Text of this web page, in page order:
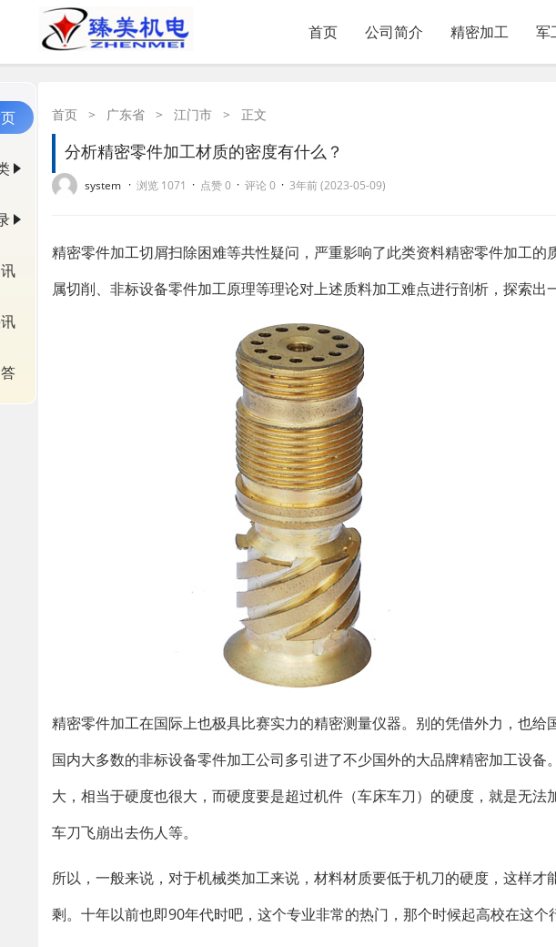
首页 公司简介 精密加工 军
首页 > 广东省 > 江门市 > 正文
分析精密零件加工材质的密度有什么？
system · 浏览 1071 · 点赞 0 · 评论 0 · 3年前 (2023-05-09)
精密零件加工切屑扫除困难等共性疑问，严重影响了此类资料精密零件加工
属切削、非标设备零件加工原理等理论对上述质料加工难点进行剖析，探索出
精密零件加工在国际上也极具比赛实力的精密测量仪器。别的凭借外力，也
国内大多数的非标设备零件加工公司多引进了不少国外的大品牌精密加工设
大，相当于硬度也很大，而硬度要是超过机件（车床车刀）的硬度，就是无
车刀飞崩出去伤人等。
所以，一般来说，对于机械类加工来说，材料材质要低于机刀的硬度，这样
剩。十年以前也即90年代时吧，这个专业非常的热门，那个时候起高校在这个